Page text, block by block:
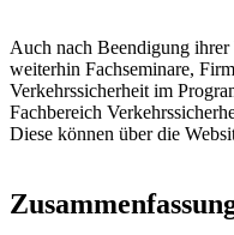
Auch nach Beendigung
weiterhin Fachseminare,
Verkehrssicherheit im
Fachbereich
Diese können über die